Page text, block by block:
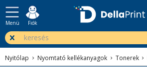
Menü Fiók
Nyitólap Nyomtató kellékanyagok Tonerek